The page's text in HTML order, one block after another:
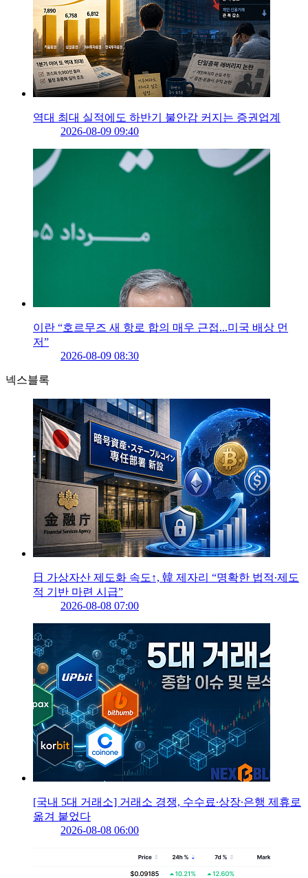
역대 최대 실적에도 하반기 불안감 커지는 증권업계
2026-08-09 09:40
이란 “호르무즈 새 항로 합의 매우 근접...미국 배상 먼
저”
2026-08-09 08:30
넥스블록
日 가상자산 제도화 속도↑, 韓 제자리 “명확한 법적∙제도
적 기반 마련 시급”
2026-08-08 07:00
[국내 5대 거래소] 거래소 경쟁, 수수료∙상장∙은행 제휴로
옮겨 붙었다
2026-08-08 06:00